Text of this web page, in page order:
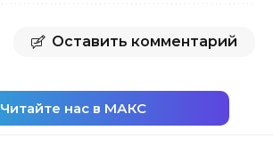
Оставить комментарий
Читайте нас в МАКС